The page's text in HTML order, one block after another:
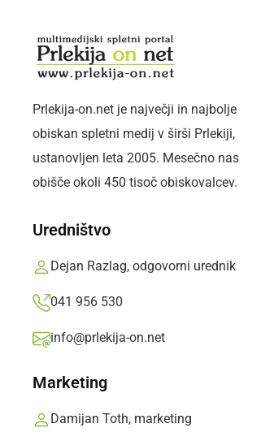
PETEK, 7. AVGUST 2026 Sledite nam:
Prlekija-on.net je največji in najbolje
obiskan spletni medij v širši Prlekiji,
ustanovljen leta 2005. Mesečno nas
obišče okoli 450 tisoč obiskovalcev.
Uredništvo
Dejan Razlag, odgovorni urednik
041 956 530
info@prlekija-on.net
Marketing
Damijan Toth, marketing
Naslovnica SlovenijaUkrepe